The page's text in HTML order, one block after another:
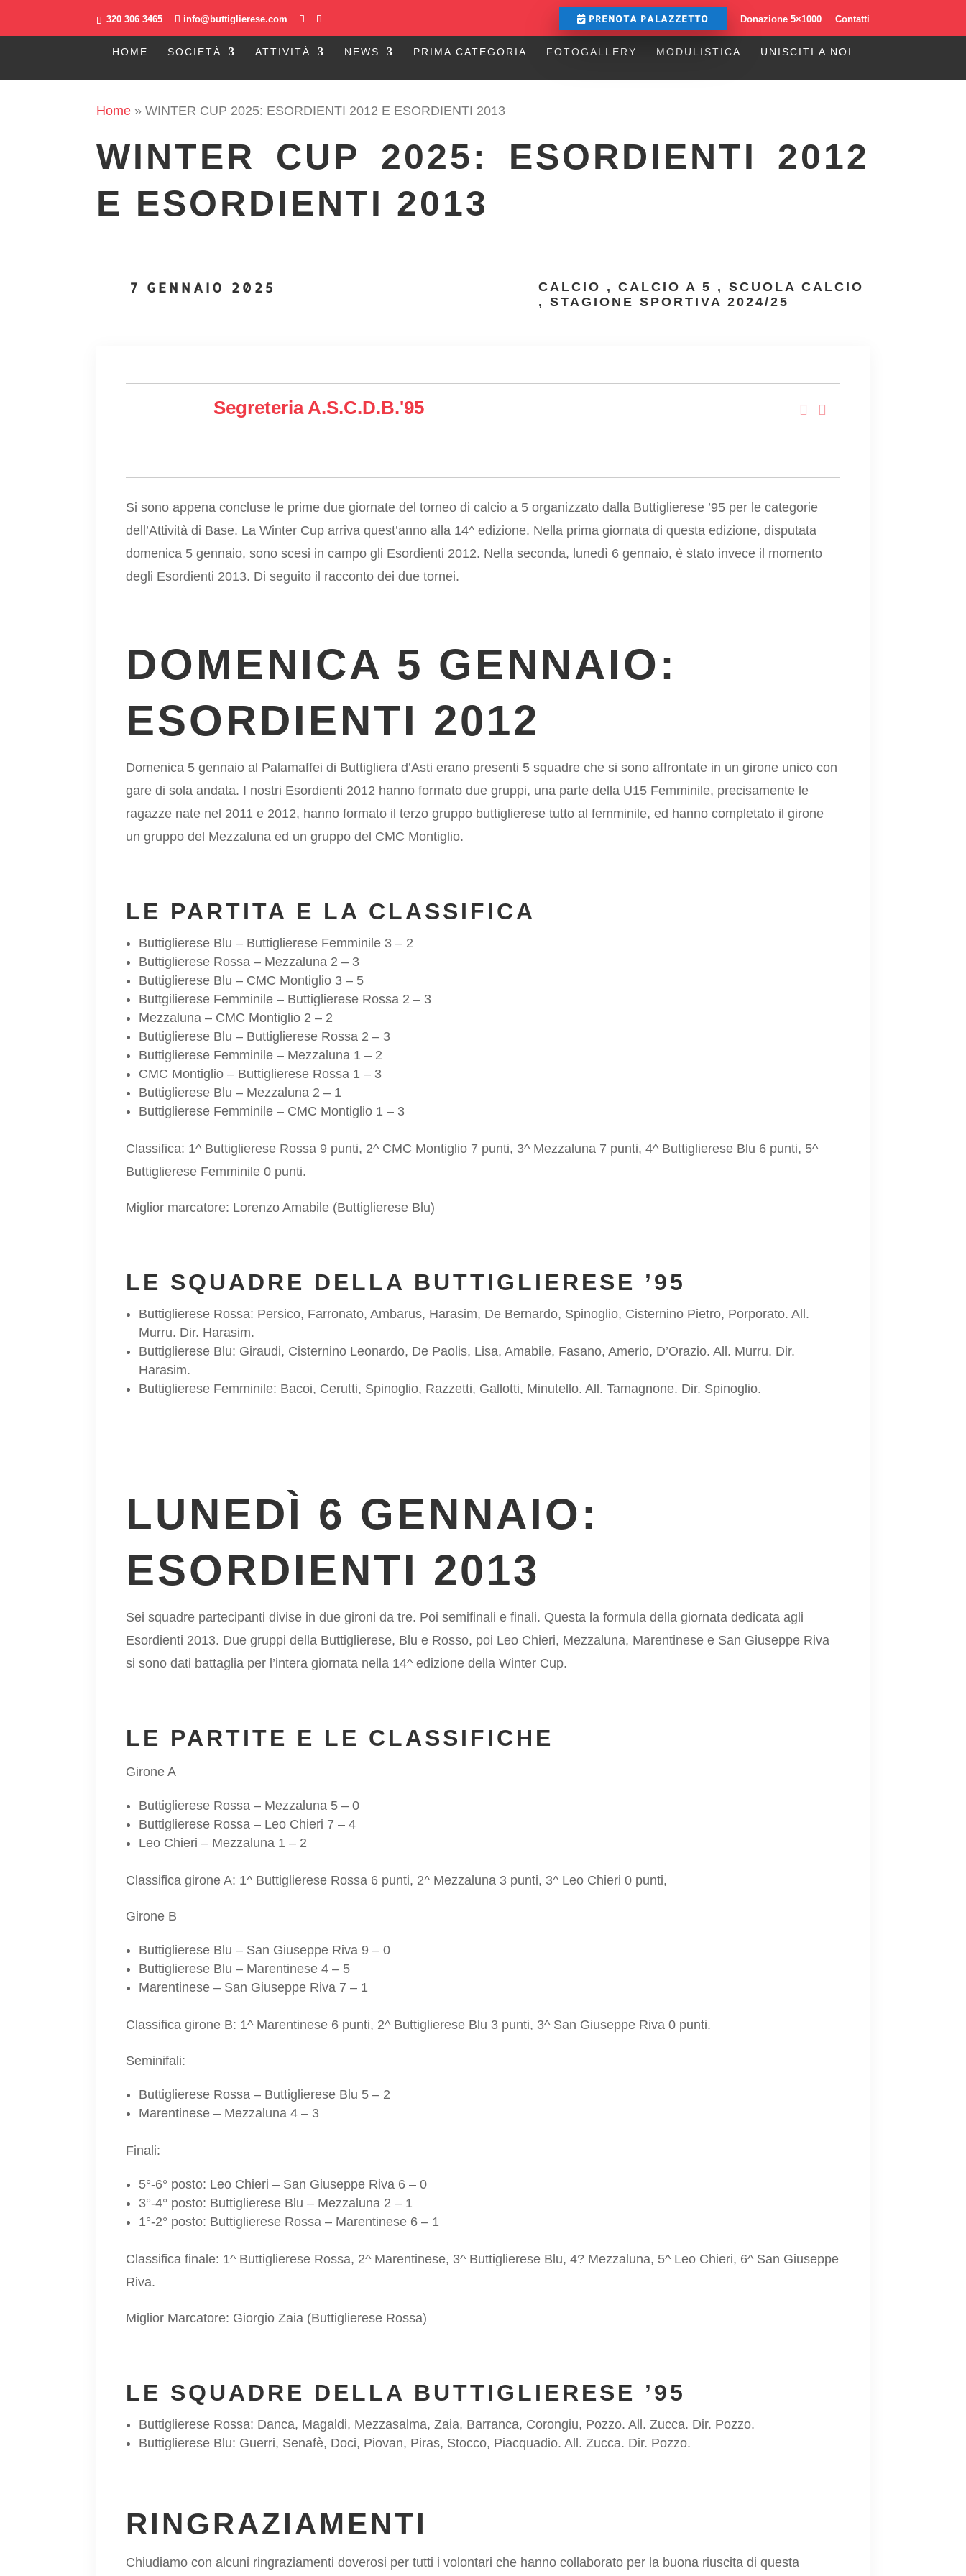
320 306 3465 info@buttiglierese.com PRENOTA PALAZZETTO Donazione 5×1000 Contatti
HOME SOCIETÀ ATTIVITÀ NEWS PRIMA CATEGORIA FOTOGALLERY MODULISTICA UNISCITI A NOI
Home »WINTER CUP 2025: ESORDIENTI 2012 E ESORDIENTI 2013
WINTER CUP 2025: ESORDIENTI 2012
E ESORDIENTI 2013
7 GENNAIO 2025 CALCIO , CALCIO A 5 , SCUOLA CALCIO
, STAGIONE SPORTIVA 2024/25
Segreteria A.s.c.d.B.'95
Si sono appena concluse le prime due giornate del torneo di calcio a 5 organizzato dalla Buttiglierese ’95 per le categorie
dell’Attività di Base. La Winter Cup arriva quest’anno alla 14^ edizione. Nella prima giornata di questa edizione, disputata
domenica 5 gennaio, sono scesi in campo gli Esordienti 2012. Nella seconda, lunedì 6 gennaio, è stato invece il momento
degli Esordienti 2013. Di seguito il racconto dei due tornei.
DOMENICA 5 GENNAIO:
ESORDIENTI 2012
Domenica 5 gennaio al Palamaffei di Buttigliera d’Asti erano presenti 5 squadre che si sono affrontate in un girone unico con
gare di sola andata. I nostri Esordienti 2012 hanno formato due gruppi, una parte della U15 Femminile, precisamente le
ragazze nate nel 2011 e 2012, hanno formato il terzo gruppo buttiglierese tutto al femminile, ed hanno completato il girone
un gruppo del Mezzaluna ed un gruppo del CMC Montiglio.
LE PARTITA E LA CLASSIFICA
Buttiglierese Blu – Buttiglierese Femminile 3 – 2
Buttiglierese Rossa – Mezzaluna 2 – 3
Buttiglierese Blu – CMC Montiglio 3 – 5
Buttgilierese Femminile – Buttiglierese Rossa 2 – 3
Mezzaluna – CMC Montiglio 2 – 2
Buttiglierese Blu – Buttiglierese Rossa 2 – 3
Buttiglierese Femminile – Mezzaluna 1 – 2
CMC Montiglio – Buttiglierese Rossa 1 – 3
Buttiglierese Blu – Mezzaluna 2 – 1
Buttiglierese Femminile – CMC Montiglio 1 – 3
Classifica: 1^ Buttiglierese Rossa 9 punti, 2^ CMC Montiglio 7 punti, 3^ Mezzaluna 7 punti, 4^ Buttiglierese Blu 6 punti, 5^
Buttiglierese Femminile 0 punti.
Miglior marcatore: Lorenzo Amabile (Buttiglierese Blu)
LE SQUADRE DELLA BUTTIGLIERESE ’95
Buttiglierese Rossa: Persico, Farronato, Ambarus, Harasim, De Bernardo, Spinoglio, Cisternino Pietro, Porporato. All.
Murru. Dir. Harasim.
Buttiglierese Blu: Giraudi, Cisternino Leonardo, De Paolis, Lisa, Amabile, Fasano, Amerio, D’Orazio. All. Murru. Dir.
Harasim.
Buttiglierese Femminile: Bacoi, Cerutti, Spinoglio, Razzetti, Gallotti, Minutello. All. Tamagnone. Dir. Spinoglio.
LUNEDÌ 6 GENNAIO:
ESORDIENTI 2013
Sei squadre partecipanti divise in due gironi da tre. Poi semifinali e finali. Questa la formula della giornata dedicata agli
Esordienti 2013. Due gruppi della Buttiglierese, Blu e Rosso, poi Leo Chieri, Mezzaluna, Marentinese e San Giuseppe Riva
si sono dati battaglia per l’intera giornata nella 14^ edizione della Winter Cup.
LE PARTITE E LE CLASSIFICHE
Girone A
Buttiglierese Rossa – Mezzaluna 5 – 0
Buttiglierese Rossa – Leo Chieri 7 – 4
Leo Chieri – Mezzaluna 1 – 2
Classifica girone A: 1^ Buttiglierese Rossa 6 punti, 2^ Mezzaluna 3 punti, 3^ Leo Chieri 0 punti,
Girone B
Buttiglierese Blu – San Giuseppe Riva 9 – 0
Buttiglierese Blu – Marentinese 4 – 5
Marentinese – San Giuseppe Riva 7 – 1
Classifica girone B: 1^ Marentinese 6 punti, 2^ Buttiglierese Blu 3 punti, 3^ San Giuseppe Riva 0 punti.
Seminifali:
Buttiglierese Rossa – Buttiglierese Blu 5 – 2
Marentinese – Mezzaluna 4 – 3
Finali:
5°-6° posto: Leo Chieri – San Giuseppe Riva 6 – 0
3°-4° posto: Buttiglierese Blu – Mezzaluna 2 – 1
1°-2° posto: Buttiglierese Rossa – Marentinese 6 – 1
Classifica finale: 1^ Buttiglierese Rossa, 2^ Marentinese, 3^ Buttiglierese Blu, 4? Mezzaluna, 5^ Leo Chieri, 6^ San Giuseppe
Riva.
Miglior Marcatore: Giorgio Zaia (Buttiglierese Rossa)
LE SQUADRE DELLA BUTTIGLIERESE ’95
Buttiglierese Rossa: Danca, Magaldi, Mezzasalma, Zaia, Barranca, Corongiu, Pozzo. All. Zucca. Dir. Pozzo.
Buttiglierese Blu: Guerri, Senafè, Doci, Piovan, Piras, Stocco, Piacquadio. All. Zucca. Dir. Pozzo.
RINGRAZIAMENTI
Chiudiamo con alcuni ringraziamenti doverosi per tutti i volontari che hanno collaborato per la buona riuscita di questa